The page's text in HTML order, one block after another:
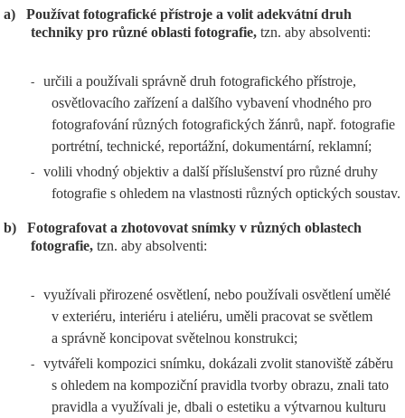
a)
Používat fotografické přístroje a volit adekvátní druh
techniky pro různé oblasti fotografie, tzn. aby absolventi:
-
určili a používali správně druh fotografického přístroje,
osvětlovacího zařízení a dalšího vybavení vhodného pro
fotografování různých fotografických žánrů, např. fotografie
portrétní, technické, reportážní, dokumentární, reklamní;
-
volili vhodný objektiv a další příslušenství pro různé druhy
fotografie s ohledem na vlastnosti různých optických soustav.
b)
Fotografovat a zhotovovat snímky v různých oblastech
fotografie, tzn. aby absolventi:
-
využívali přirozené osvětlení, nebo používali osvětlení umělé
v exteriéru, interiéru i ateliéru, uměli pracovat se světlem
a správně koncipovat světelnou konstrukci;
-
vytvářeli kompozici snímku, dokázali zvolit stanoviště záběru
s ohledem na kompoziční pravidla tvorby obrazu, znali tato
pravidla a využívali je, dbali o estetiku a výtvarnou kulturu